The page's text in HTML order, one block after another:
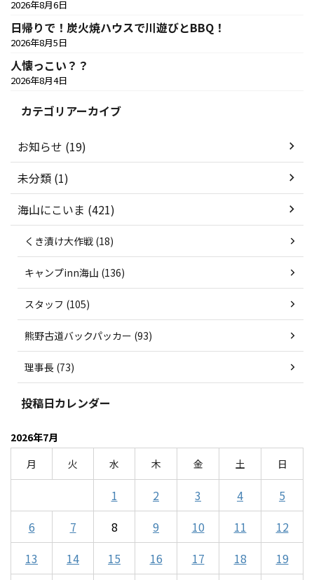
2026年8月6日
日帰りで！炭火焼ハウスで川遊びとBBQ！
2026年8月5日
人懐っこい？？
2026年8月4日
カテゴリアーカイブ
お知らせ (19)
未分類 (1)
海山にこいま (421)
くき漬け大作戦 (18)
キャンプinn海山 (136)
スタッフ (105)
熊野古道バックパッカー (93)
理事長 (73)
投稿日カレンダー
2026年7月
月
火 水 木 金 土 日
1 2 3 4
5
6
7 8 9 10 11
12
13
14 15 16 17 18
19